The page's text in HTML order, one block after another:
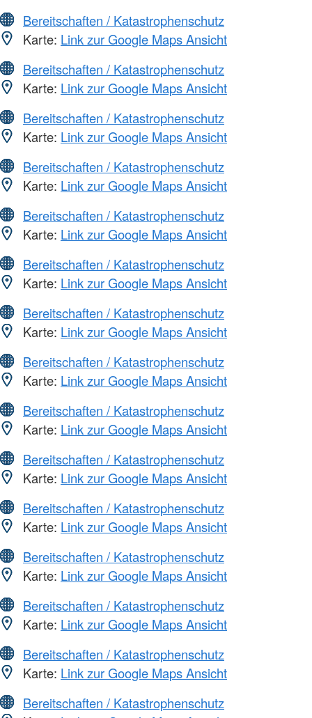
Bereitschaften / Katastrophenschutz
Karte: Link zur Google Maps Ansicht
Bereitschaften / Katastrophenschutz
Karte: Link zur Google Maps Ansicht
Bereitschaften / Katastrophenschutz
Karte: Link zur Google Maps Ansicht
Bereitschaften / Katastrophenschutz
Karte: Link zur Google Maps Ansicht
Bereitschaften / Katastrophenschutz
Karte: Link zur Google Maps Ansicht
Bereitschaften / Katastrophenschutz
Karte: Link zur Google Maps Ansicht
Bereitschaften / Katastrophenschutz
Karte: Link zur Google Maps Ansicht
Bereitschaften / Katastrophenschutz
Karte: Link zur Google Maps Ansicht
Bereitschaften / Katastrophenschutz
Karte: Link zur Google Maps Ansicht
Bereitschaften / Katastrophenschutz
Karte: Link zur Google Maps Ansicht
Bereitschaften / Katastrophenschutz
Karte: Link zur Google Maps Ansicht
Bereitschaften / Katastrophenschutz
Karte: Link zur Google Maps Ansicht
Bereitschaften / Katastrophenschutz
Karte: Link zur Google Maps Ansicht
Bereitschaften / Katastrophenschutz
Karte: Link zur Google Maps Ansicht
Bereitschaften / Katastrophenschutz